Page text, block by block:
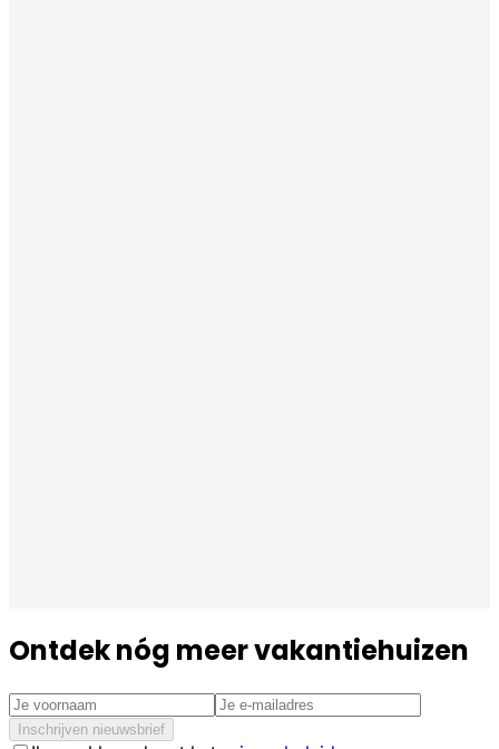
Ontdek nóg meer vakantiehuizen
Inschrijven nieuwsbrief